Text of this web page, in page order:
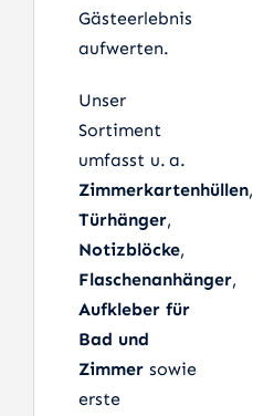
Gästeerlebnis
aufwerten.
Unser
Sortiment
umfasst u. a.
Zimmerkartenhüllen,
Türhänger,
Notizblöcke,
Flaschenanhänger,
Aufkleber für
Bad und
Zimmersowie
erste